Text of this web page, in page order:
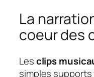
La
coeur des
Lesclips
simples